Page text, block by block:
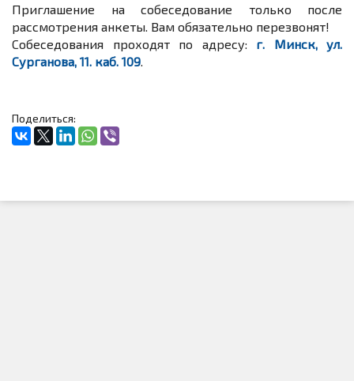
Приглашение на собеседование только после
рассмотрения анкеты. Вам обязательно перезвонят!
Собеседования проходят по адресу: г. Минск, ул.
Сурганова, 11. каб. 109.
Поделиться: